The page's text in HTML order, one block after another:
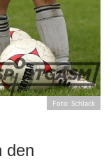
Foto: Schlack
den